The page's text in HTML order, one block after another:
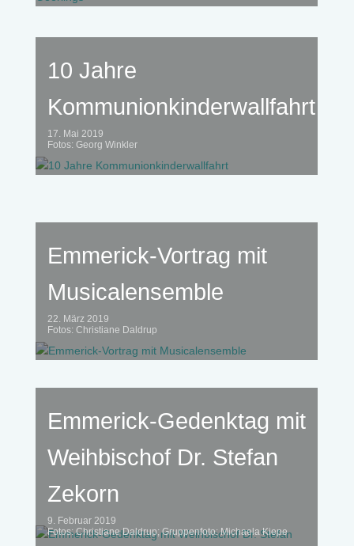
10 Jahre
Kommunionkinderwallfahrt
17. Mai 2019
Fotos: Georg Winkler
Emmerick-Vortrag mit
Musicalensemble
22. März 2019
Fotos: Christiane Daldrup
Emmerick-Gedenktag mit
Weihbischof Dr. Stefan
Zekorn
9. Februar 2019
Fotos: Christiane Daldrup; Gruppenfoto: Michaela Kiepe